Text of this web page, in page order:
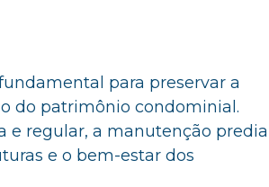
para preservar a
do patrimônio condominial.
regular, a manutenção predial
e o bem-estar dos